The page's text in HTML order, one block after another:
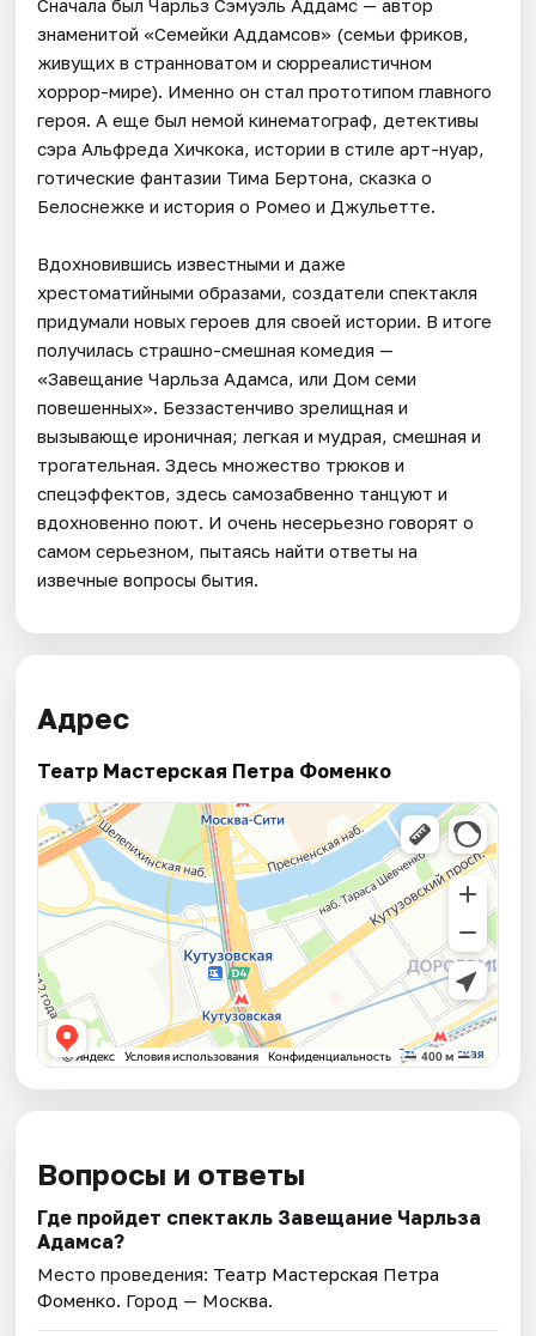
Сначала был Чарльз Сэмуэль Аддамс — автор
знаменитой «Семейки Аддамсов» (семьи фриков,
живущих в странноватом и сюрреалистичном
хоррор-мире). Именно он стал прототипом главного
героя. А еще был немой кинематограф, детективы
сэра Альфреда Хичкока, истории в стиле арт-нуар,
готические фантазии Тима Бертона, сказка о
Белоснежке и история о Ромео и Джульетте.
Вдохновившись известными и даже
хрестоматийными образами, создатели спектакля
придумали новых героев для своей истории. В итоге
получилась страшно-смешная комедия —
«Завещание Чарльза Адамса, или Дом семи
повешенных». Беззастенчиво зрелищная и
вызывающе ироничная; легкая и мудрая, смешная и
трогательная. Здесь множество трюков и
спецэффектов, здесь самозабвенно танцуют и
вдохновенно поют. И очень несерьезно говорят о
самом серьезном, пытаясь найти ответы на
извечные вопросы бытия.
Адрес
Театр Мастерская Петра Фоменко
Вопросы и ответы
Где пройдет спектакль Завещание Чарльза
Адамса?
Место проведения: Театр Мастерская Петра
Фоменко . Город — Москва.